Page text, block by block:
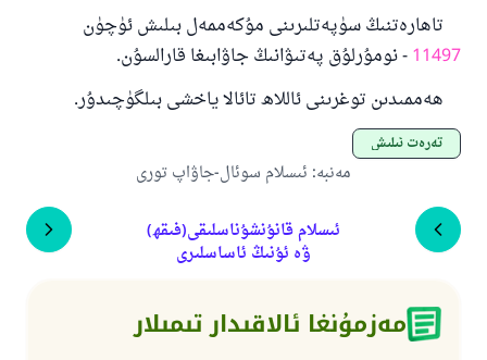
تاھارەتنىڭ سۈپەتلىرىنى مۇكەممەل بىلىش ئۈچۈن
11497- نومۇرلۇق پەتىۋانىڭ جاۋابىغا قارالسۇن.
ھەممىدىن توغرىنى ئاللاھ تائالا ياخشى بىلگۈچىدۇر.
تەرەت ئىلىش
مەنبە: ئىسلام سوئال-جاۋاپ تورى
ئىسلام قانۇنشۇناسلىقى(فىقھ)
ۋە ئۇنىڭ ئاساسلىرى
مەزمۇنغا ئالاقىدار تىمىلار